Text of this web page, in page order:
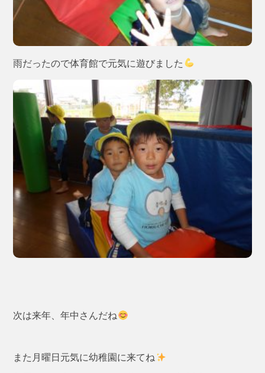
雨だったので体育館で元気に遊びました
次は来年、年中さんだね
また月曜日元気に幼稚園に来てね